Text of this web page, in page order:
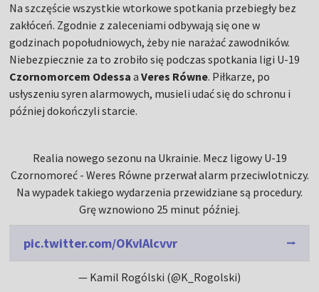
Na szczęście wszystkie wtorkowe spotkania przebiegły bez
zakłóceń. Zgodnie z zaleceniami odbywają się one w
godzinach popołudniowych, żeby nie narażać zawodników.
Niebezpiecznie za to zrobiło się podczas spotkania ligi U-19
Czornomorcem Odessa aVeres Równe. Piłkarze, po
usłyszeniu syren alarmowych, musieli udać się do schronu i
później dokończyli starcie.
Realia nowego sezonu na Ukrainie. Mecz ligowy U-19
Czornomoreć - Weres Równe przerwał alarm przeciwlotniczy.
Na wypadek takiego wydarzenia przewidziane są procedury.
Grę wznowiono 25 minut później.
pic.twitter.com/OKvIAlcvvr
— Kamil Rogólski (@K_Rogolski)